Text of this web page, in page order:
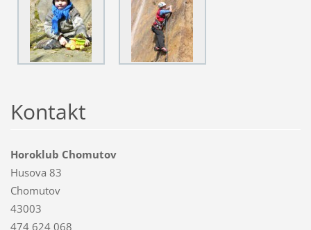
Kontakt
Horoklub Chomutov
Husova 83
Chomutov
43003
474 624 068